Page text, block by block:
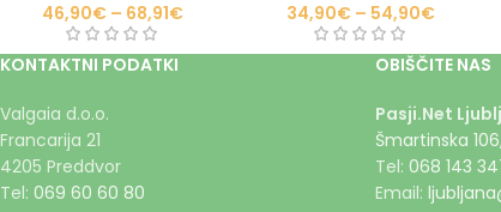
46,90€ – 68,91€
34,90€ – 54,90€
KONTAKTNI PODATKI
Valgaia d.o.o.
Francarija 21
4205 Preddvor
Tel: 069 60 60 80
OBIŠČITE NAS
Pasji.Net
Šmartinska
Tel: 068 143
Email: